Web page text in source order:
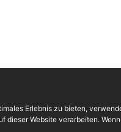
Erlebnis zu bieten,
dieser Website verarbeiten.